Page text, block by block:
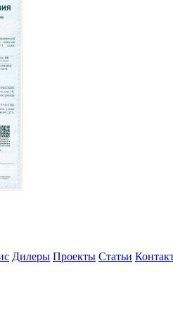
Дилеры Проекты Статьи